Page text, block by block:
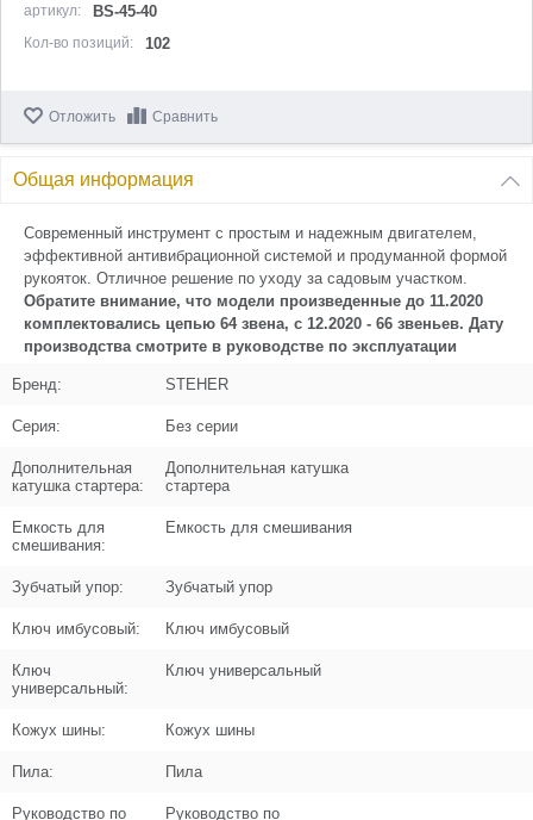
Кол-во в корзину
Цена (Р)
Название
Крышка воздушного фильтра
N000-031-960
Кол-во по схеме 1
Кол-во по схеме
Цена (Р)
артикул: BS-45-40
Кол-во позиций: 102
Отложить Сравнить
Общая информация
Современный инструмент с простым и надежным двигателем,
эффективной антивибрационной системой и продуманной формой
рукояток. Отличное решение по уходу за садовым участком.
Обратите внимание, что модели произведенные до 11.2020
комплектовались цепью 64 звена, с 12.2020 - 66 звеньев. Дату
производства смотрите в руководстве по эксплуатации
Бренд: STEHER
Серия: Без серии
Дополнительная
катушка стартера:
Дополнительная катушка
стартера
Емкость для
смешивания:
Емкость для смешивания
Зубчатый упор: Зубчатый упор
Ключ имбусовый: Ключ имбусовый
Ключ
универсальный:
Ключ универсальный
Кожух шины: Кожух шины
Пила: Пила
Руководство по Руководство по